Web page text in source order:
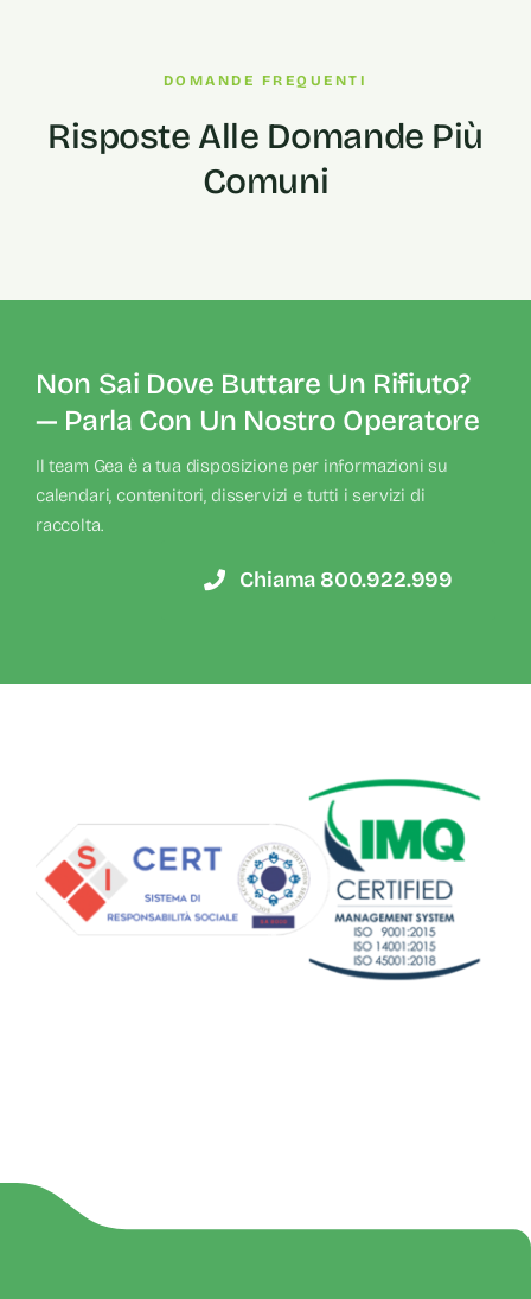
DOMANDE FREQUENTI
Risposte Alle Domande Più
Comuni
Non Sai Dove Buttare Un Rifiuto?
— Parla Con Un Nostro Operatore
Il team Gea è a tua disposizione per informazioni su
calendari, contenitori, disservizi e tutti i servizi di
raccolta.
Chiama 800.922.999